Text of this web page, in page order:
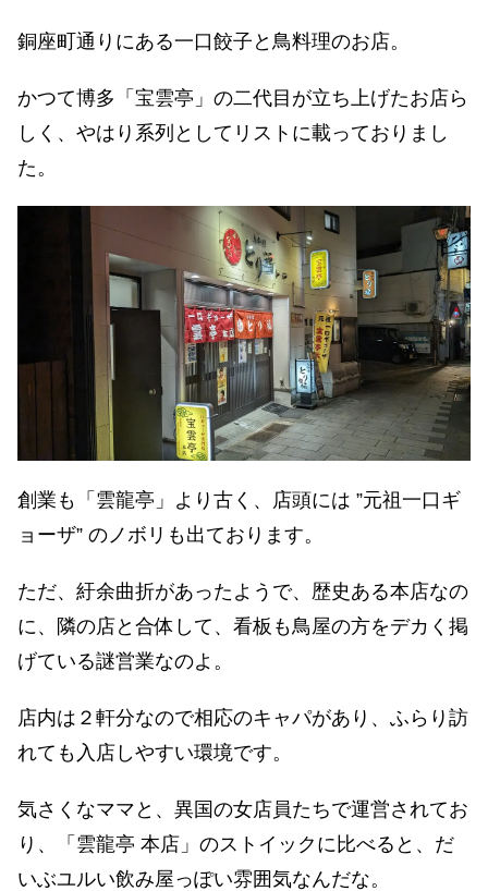
銅座町通りにある一口餃子と鳥料理のお店。
かつて博多「宝雲亭」の二代目が立ち上げたお店ら
しく、やはり系列としてリストに載っておりまし
た。
創業も「雲龍亭」より古く、店頭には ”元祖一口ギ
ョーザ” のノボリも出ております。
ただ、紆余曲折があったようで、歴史ある本店なの
に、隣の店と合体して、看板も鳥屋の方をデカく掲
げている謎営業なのよ。
店内は２軒分なので相応のキャパがあり、ふらり訪
れても入店しやすい環境です。
気さくなママと、異国の女店員たちで運営されてお
り、「雲龍亭 本店」のストイックに比べると、だ
いぶユルい飲み屋っぽい雰囲気なんだな。